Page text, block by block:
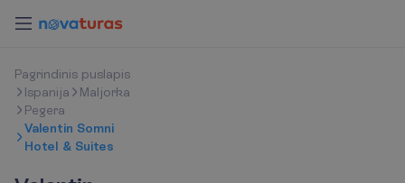
Pagrindinis puslapis
Ispanija
Maljorka
Pegera
Valentin Somni
Hotel & Suites